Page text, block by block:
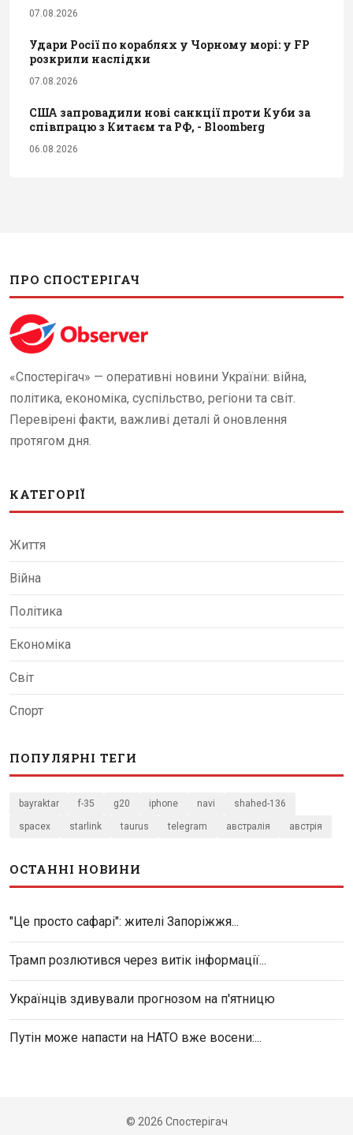
07.08.2026
Удари Росії по кораблях у Чорному морі: у FP
розкрили наслідки
07.08.2026
США запровадили нові санкції проти Куби за
співпрацю з Китаєм та РФ, - Bloomberg
06.08.2026
ПРО СПОСТЕРІГАЧ
«Спостерігач» — оперативні новини України: війна,
політика, економіка, суспільство, регіони та світ.
Перевірені факти, важливі деталі й оновлення
протягом дня.
КАТЕГОРІЇ
Життя
Війна
Політика
Економіка
Світ
Спорт
ПОПУЛЯРНІ ТЕГИ
bayraktar f-35 g20 iphone navi shahed-136
spacex starlink taurus telegram австралія австрія
ОСТАННІ НОВИНИ
"Це просто сафарі": жителі Запоріжжя...
Трамп розлютився через витік інформації...
Українців здивували прогнозом на п'ятницю
Путін може напасти на НАТО вже восени:...
© 2026 Спостерігач